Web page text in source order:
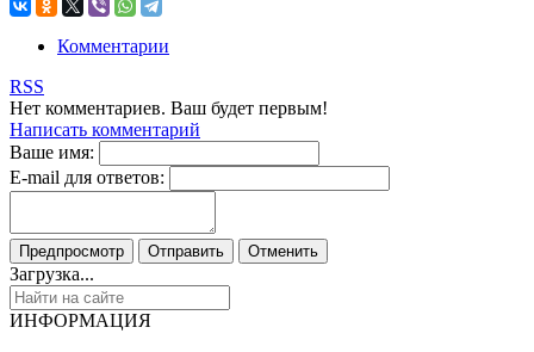
Комментарии
RSS
Нет комментариев. Ваш будет первым!
Написать комментарий
Ваше имя:
E-mail для ответов:
Загрузка...
ИНФОРМАЦИЯ